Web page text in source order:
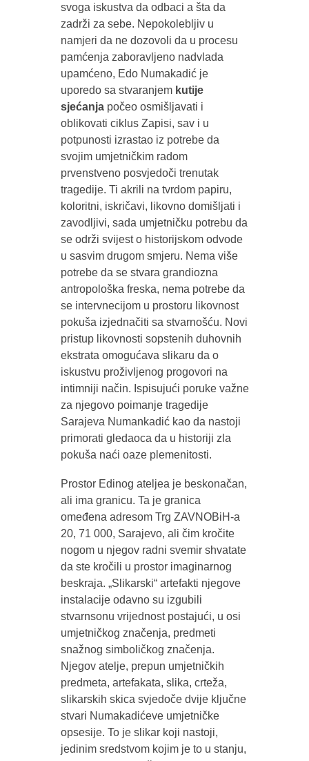
svoga iskustva da odbaci a šta da
zadrži za sebe. Nepokolebljiv u
namjeri da ne dozovoli da u procesu
pamćenja zaboravljeno nadvlada
upamćeno, Edo Numakadić je
uporedo sa stvaranjem kutije
sjećanjapočeo osmišljavati i
oblikovati ciklus Zapisi, sav i u
potpunosti izrastao iz potrebe da
svojim umjetničkim radom
prvenstveno posvjedoči trenutak
tragedije. Ti akrili na tvrdom papiru,
koloritni, iskričavi, likovno domišljati i
zavodljivi, sada umjetničku potrebu da
se održi svijest o historijskom odvode
u sasvim drugom smjeru. Nema više
potrebe da se stvara grandiozna
antropološka freska, nema potrebe da
se intervnecijom u prostoru likovnost
pokuša izjednačiti sa stvarnošću. Novi
pristup likovnosti sopstenih duhovnih
ekstrata omogućava slikaru da o
iskustvu proživljenog progovori na
intimniji način. Ispisujući poruke važne
za njegovo poimanje tragedije
Sarajeva Numankadić kao da nastoji
primorati gledaoca da u historiji zla
pokuša naći oaze plemenitosti.
Prostor Edinog ateljea je beskonačan,
ali ima granicu. Ta je granica
omeđena adresom Trg ZAVNOBiH-a
20, 71 000, Sarajevo, ali čim kročite
nogom u njegov radni svemir shvatate
da ste kročili u prostor imaginarnog
beskraja. „Slikarski“ artefakti njegove
instalacije odavno su izgubili
stvarnsonu vrijednost postajući, u osi
umjetničkog značenja, predmeti
snažnog simboličkog značenja.
Njegov atelje, prepun umjetničkih
predmeta, artefakata, slika, crteža,
slikarskih skica svjedoče dvije ključne
stvari Numakadićeve umjetničke
opsesije. To je slikar koji nastoji,
jedinim sredstvom kojim je to u stanju,